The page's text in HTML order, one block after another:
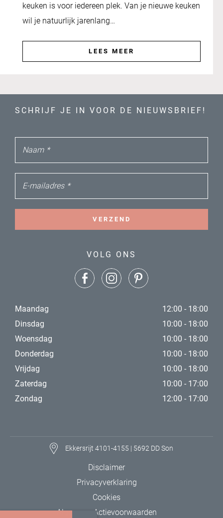
keuken is voor iedereen plek. Van je nieuwe keuken
wil je natuurlijk jarenlang…
LEES MEER
SCHRIJF JE IN VOOR DE NIEUWSBRIEF!
Naam *
E-mailadres *
VERZEND
VOLG ONS
Maandag
12:00 - 18:00
Dinsdag
10:00 - 18:00
Woensdag
10:00 - 18:00
Donderdag
10:00 - 18:00
Vrijdag
10:00 - 18:00
Zaterdag
10:00 - 17:00
Zondag
12:00 - 17:00
Disclaimer
Privacyverklaring
Cookies
Algemene Actievoorwaarden
Ekkersrijt 4101-4155 | 5692 DD Son